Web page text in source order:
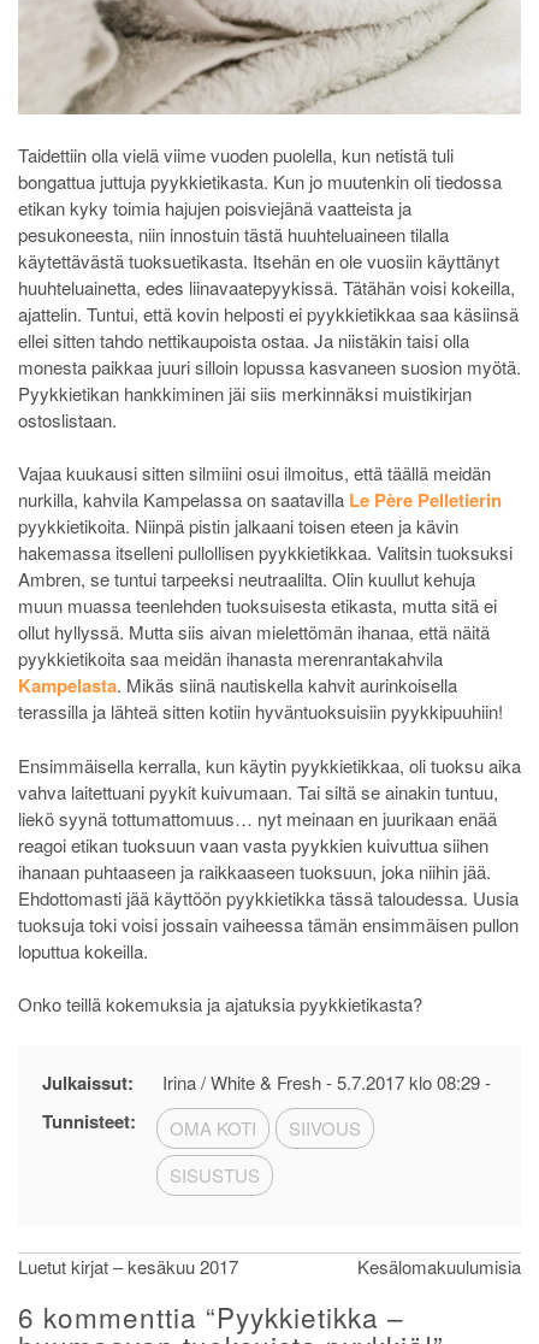
Taidettiin olla vielä viime vuoden puolella, kun netistä tuli
bongattua juttuja pyykkietikasta. Kun jo muutenkin oli tiedossa
etikan kyky toimia hajujen poisviejänä vaatteista ja
pesukoneesta, niin innostuin tästä huuhteluaineen tilalla
käytettävästä tuoksuetikasta. Itsehän en ole vuosiin käyttänyt
huuhteluainetta, edes liinavaatepyykissä. Tätähän voisi kokeilla,
ajattelin. Tuntui, että kovin helposti ei pyykkietikkaa saa käsiinsä
ellei sitten tahdo nettikaupoista ostaa. Ja niistäkin taisi olla
monesta paikkaa juuri silloin lopussa kasvaneen suosion myötä.
Pyykkietikan hankkiminen jäi siis merkinnäksi muistikirjan
ostoslistaan.
Vajaa kuukausi sitten silmiini osui ilmoitus, että täällä meidän
nurkilla, kahvila Kampelassa on saatavilla Le Père Pelletierin
pyykkietikoita. Niinpä pistin jalkaani toisen eteen ja kävin
hakemassa itselleni pullollisen pyykkietikkaa. Valitsin tuoksuksi
Ambren, se tuntui tarpeeksi neutraalilta. Olin kuullut kehuja
muun muassa teenlehden tuoksuisesta etikasta, mutta sitä ei
ollut hyllyssä. Mutta siis aivan mielettömän ihanaa, että näitä
pyykkietikoita saa meidän ihanasta merenrantakahvila
Kampelasta. Mikäs siinä nautiskella kahvit aurinkoisella
terassilla ja lähteä sitten kotiin hyväntuoksuisiin pyykkipuuhiin!
Ensimmäisella kerralla, kun käytin pyykkietikkaa, oli tuoksu aika
vahva laitettuani pyykit kuivumaan. Tai siltä se ainakin tuntuu,
liekö syynä tottumattomuus… nyt meinaan en juurikaan enää
reagoi etikan tuoksuun vaan vasta pyykkien kuivuttua siihen
ihanaan puhtaaseen ja raikkaaseen tuoksuun, joka niihin jää.
Ehdottomasti jää käyttöön pyykkietikka tässä taloudessa. Uusia
tuoksuja toki voisi jossain vaiheessa tämän ensimmäisen pullon
loputtua kokeilla.
Onko teillä kokemuksia ja ajatuksia pyykkietikasta?
Julkaissut: Irina / White & Fresh -5.7.2017 klo 08:29-
Tunnisteet: OMA KOTI
SIIVOUS
SISUSTUS
Artikkelien
selaus
Luetut kirjat – kesäkuu 2017 Kesälomakuulumisia
6 kommenttia “Pyykkietikka –